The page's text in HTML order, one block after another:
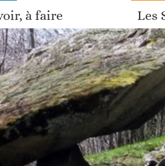
à faire Les